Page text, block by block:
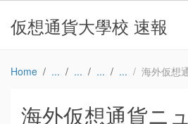
仮想通貨大學校 速報
Home 海外仮想通貨ニュース：Cream City Crypto seeks to make
海外仮想通貨ニ